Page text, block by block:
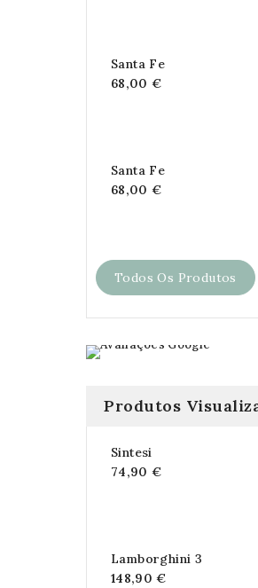
Santa Fe
68,00 €
Santa Fe
68,00 €
Todos Os Produtos
Produtos
Sintesi
74,90 €
Lamborghini 3
148,90 €